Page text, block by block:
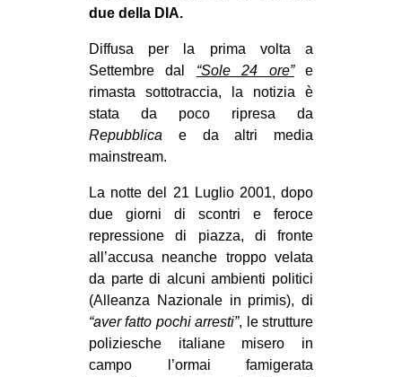
EVENTI
in
Fb
bsky
ms
SEARCH
due della DIA.
Diffusa per la prima volta a
Settembre dal “Sole 24 ore”e
rimasta sottotraccia, la notizia è
stata da poco ripresa da
Repubblica e da altri media
mainstream.
La notte del 21 Luglio 2001, dopo
due giorni di scontri e feroce
repressione di piazza, di fronte
all’accusa neanche troppo velata
da parte di alcuni ambienti politici
(Alleanza Nazionale in primis), di
“aver fatto pochi arresti”, le strutture
poliziesche italiane misero in
campo l’ormai famigerata